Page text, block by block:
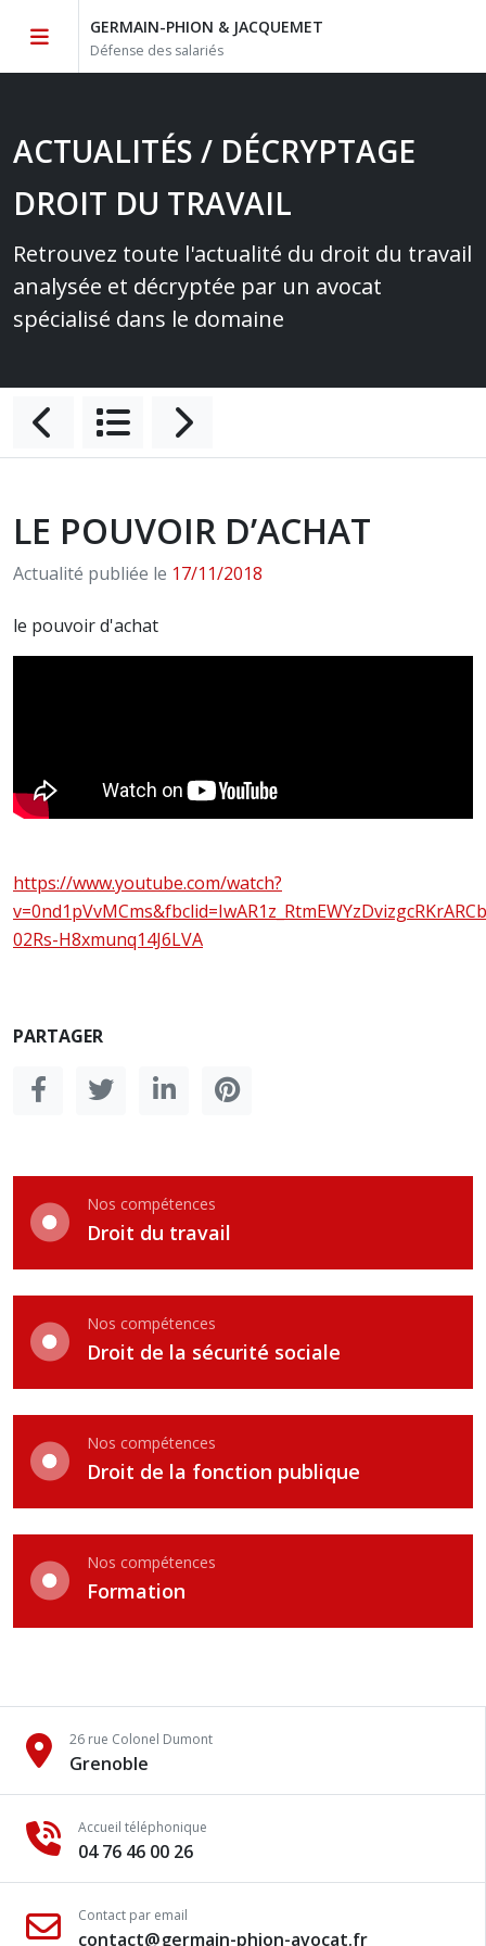
GERMAIN-PHION & JACQUEMET
Défense des salariés
ACTUALITÉS / DÉCRYPTAGE
DROIT DU TRAVAIL
Retrouvez toute l'actualité du droit du travail
analysée et décryptée par un avocat
spécialisé dans le domaine
LE POUVOIR D’ACHAT
Actualité publiée le 17/11/2018
le pouvoir d'achat
https://www.youtube.com/watch?
02Rs-H8xmunq14J6LVA
PARTAGER
Nos compétences
Droit du travail
Nos compétences
Droit de la sécurité sociale
Nos compétences
Droit de la fonction publique
Nos compétences
Formation
26 rue Colonel Dumont
Grenoble
Accueil téléphonique
04 76 46 00 26
Contact par email
contact@germain-phion-avocat.fr